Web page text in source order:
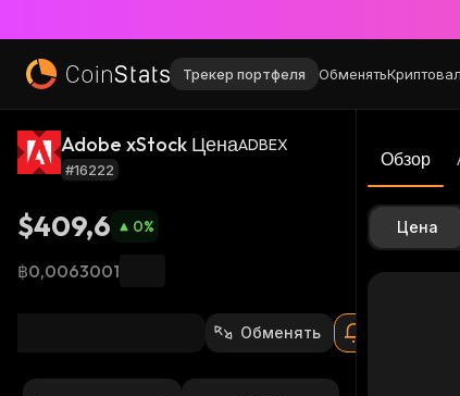
Трекер портфеля Обменять
Adobe xStock ЦенаADBEX
#16222
$409,6 0%
฿0,0063001
Обменять
Обзор
Цена